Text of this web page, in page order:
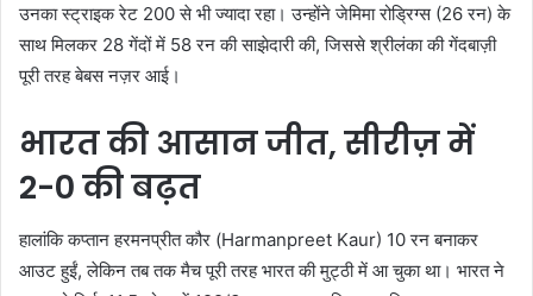
उनका स्ट्राइक रेट 200 से भी ज्यादा रहा। उन्होंने जेमिमा रोड्रिग्स (26 रन) के
साथ मिलकर 28 गेंदों में 58 रन की साझेदारी की, जिससे श्रीलंका की गेंदबाज़ी
पूरी तरह बेबस नज़र आई।
भारत की आसान जीत, सीरीज़ में
2-0 की बढ़त
हालांकि कप्तान हरमनप्रीत कौर (Harmanpreet Kaur) 10 रन बनाकर
आउट हुईं, लेकिन तब तक मैच पूरी तरह भारत की मुट्ठी में आ चुका था। भारत ने